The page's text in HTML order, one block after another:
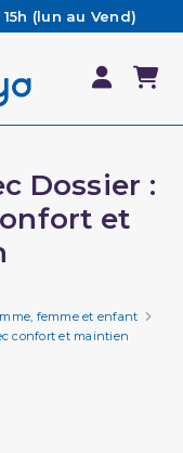
(lun au Vend)
jour même
FAQ
d'achat*
Dossier :
et
femme et enfant
confort et maintien